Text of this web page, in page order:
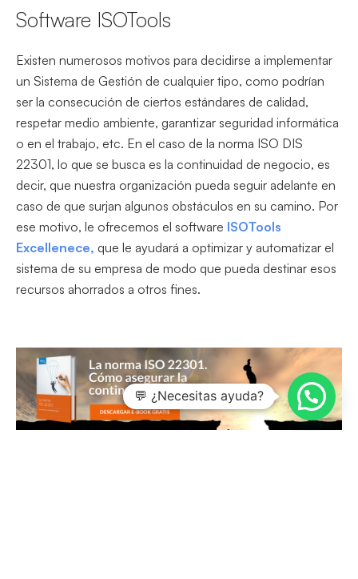
Software ISOTools
Existen numerosos motivos para decidirse a implementar
un Sistema de Gestión de cualquier tipo, como podrían
ser la consecución de ciertos estándares de calidad,
respetar medio ambiente, garantizar seguridad informática
o en el trabajo, etc. En el caso de la norma ISO DIS
22301, lo que se busca es la continuidad de negocio, es
decir, que nuestra organización pueda seguir adelante en
caso de que surjan algunos obstáculos en su camino. Por
ese motivo, le ofrecemos el software ISOTools
Excellenece, que le ayudará a optimizar y automatizar el
sistema de su empresa de modo que pueda destinar esos
recursos ahorrados a otros fines.
💬 ¿Necesitas ayuda?